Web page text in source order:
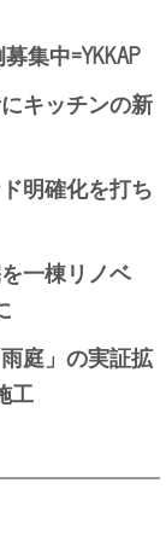
集中=YKKAP
キッチンの新
明確化を打ち
一棟リノベ
庭」の実証拡
工